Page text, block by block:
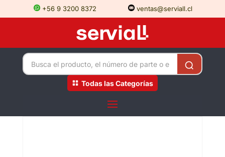
+56 9 3200 8372 ventas@serviall.cl
Todas las Categorías